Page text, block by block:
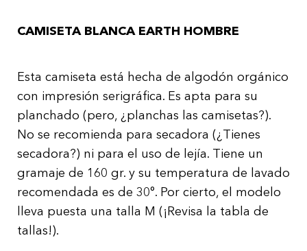
CAMISETA BLANCA EARTH HOMBRE
Esta camiseta está hecha de algodón orgánico
con impresión serigráfica. Es apta para su
planchado (pero, ¿planchas las camisetas?).
No se recomienda para secadora (¿Tienes
secadora?) ni para el uso de lejía. Tiene un
gramaje de 160 gr. y su temperatura de lavado
recomendada es de 30°. Por cierto, el modelo
lleva puesta una talla M (¡Revisa la tabla de
tallas!).